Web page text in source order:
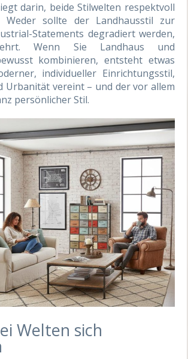
darin, beide Stilwelten respektvoll
Weder sollte der Landhausstil zur
Statements degradiert werden,
Wenn Sie Landhaus und
kombinieren, entsteht etwas
individueller Einrichtungsstil,
Urbanität vereint – und der vor allem
persönlicher Stil.
Welten sich